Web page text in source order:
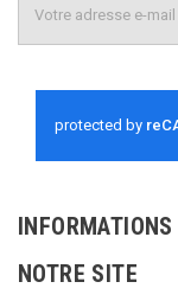
INFORMATIONS
NOTRE SITE